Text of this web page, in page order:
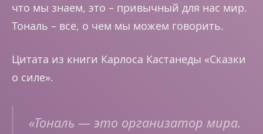
что мы знаем, это – привычный для нас мир.
Тональ – все, о чем мы можем говорить.
Цитата из книги Карлоса Кастанеды «Сказки
о силе».
«Тональ — это организатор мира.